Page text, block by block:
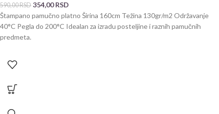
590,00RSD 354,00RSD
Štampano pamučno platno Širina 160cm Težina 130gr/m2 Održavanje
40°C Pegla do 200°C Idealan za izradu posteljine i raznih pamučnih
predmeta.